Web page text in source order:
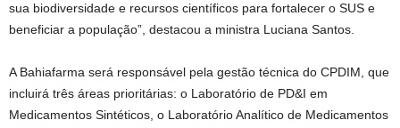
sua biodiversidade e recursos científicos para fortalecer o SUS e
beneficiar a população”, destacou a ministra Luciana Santos.
A Bahiafarma será responsável pela gestão técnica do CPDIM, que
incluirá três áreas prioritárias: o Laboratório de PD&I em
Medicamentos Sintéticos, o Laboratório Analítico de Medicamentos